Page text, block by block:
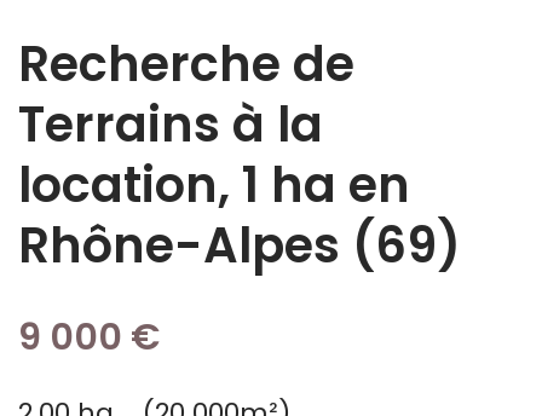
Recherche de
Terrains à la
location, 1 ha en
Rhône-Alpes (69)
9 000 €